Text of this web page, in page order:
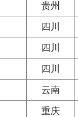
贵州
四川
四川
四川
云南
重庆